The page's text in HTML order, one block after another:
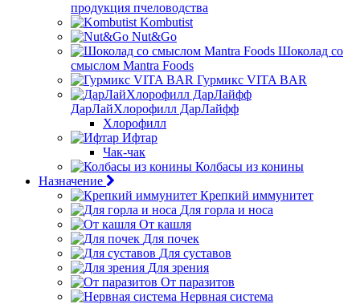
продукция пчеловодства
Kombutist
Nut&Go
Шоколад со
смыслом Mantra Foods
Гурмикс VITA BAR
ДарЛайХлорофилл ДарЛайфф
Хлорофилл
Ифтар
Чак-чак
Колбасы из конины
Назначение
Крепкий иммунитет
Для горла и носа
От кашля
Для почек
Для суставов
Для зрения
От паразитов
Нервная система